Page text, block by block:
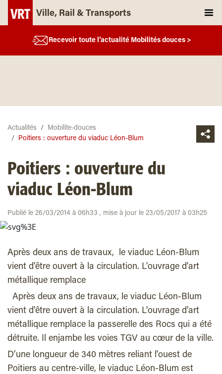
Ville, Rail & Transports
Recevoir toute l’actualité Mobilités douces >
Actualités
Mobilite-douces
Poitiers : ouverture du viaduc Léon-Blum
Poitiers : ouverture du
viaduc Léon-Blum
Publié le 26/03/2014 à 06h33 , mise à jour le 23/05/2017 à 03h25
Après deux ans de travaux, le viaduc Léon-Blum
vient d'être ouvert à la circulation. L'ouvrage d'art
métallique remplace
Après deux ans de travaux, le viaduc Léon-Blum
vient d'être ouvert à la circulation. L'ouvrage d'art
métallique remplace la passerelle des Rocs qui a été
détruite. Il enjambe les voies TGV au cœur de la ville.
D’une longueur de 340 mètres reliant l'ouest de
Poitiers au centre-ville, le viaduc Léon-Blum est